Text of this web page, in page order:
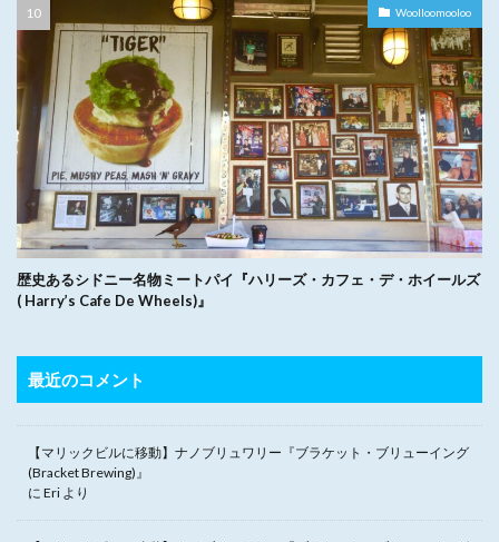
Woolloomooloo
歴史あるシドニー名物ミートパイ『ハリーズ・カフェ・デ・ホイールズ
( Harry’s Cafe De Wheels)』
最近のコメント
【マリックビルに移動】ナノブリュワリー『ブラケット・ブリューイング
(Bracket Brewing)』
に Eri より